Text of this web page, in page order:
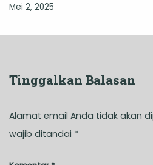
Mei 2, 2025
Tinggalkan Balasan
Alamat email Anda tidak akan
wajib ditandai *